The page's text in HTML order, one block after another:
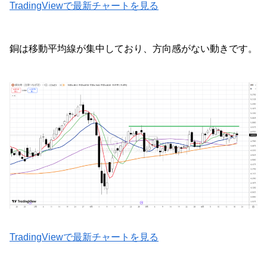
TradingViewで最新チャートを見る
銅は移動平均線が集中しており、方向感がない動きです。
TradingViewで最新チャートを見る